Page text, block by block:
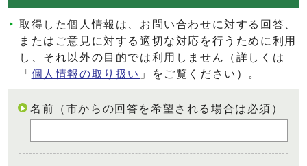
取得した個人情報は、お問い合わせに対する回答、
またはご意見に対する適切な対応を行うために利用
し、それ以外の目的では利用しません（詳しくは
「 個人情報の取り扱い 」をご覧ください）。
名前（市からの回答を希望される場合は必須）